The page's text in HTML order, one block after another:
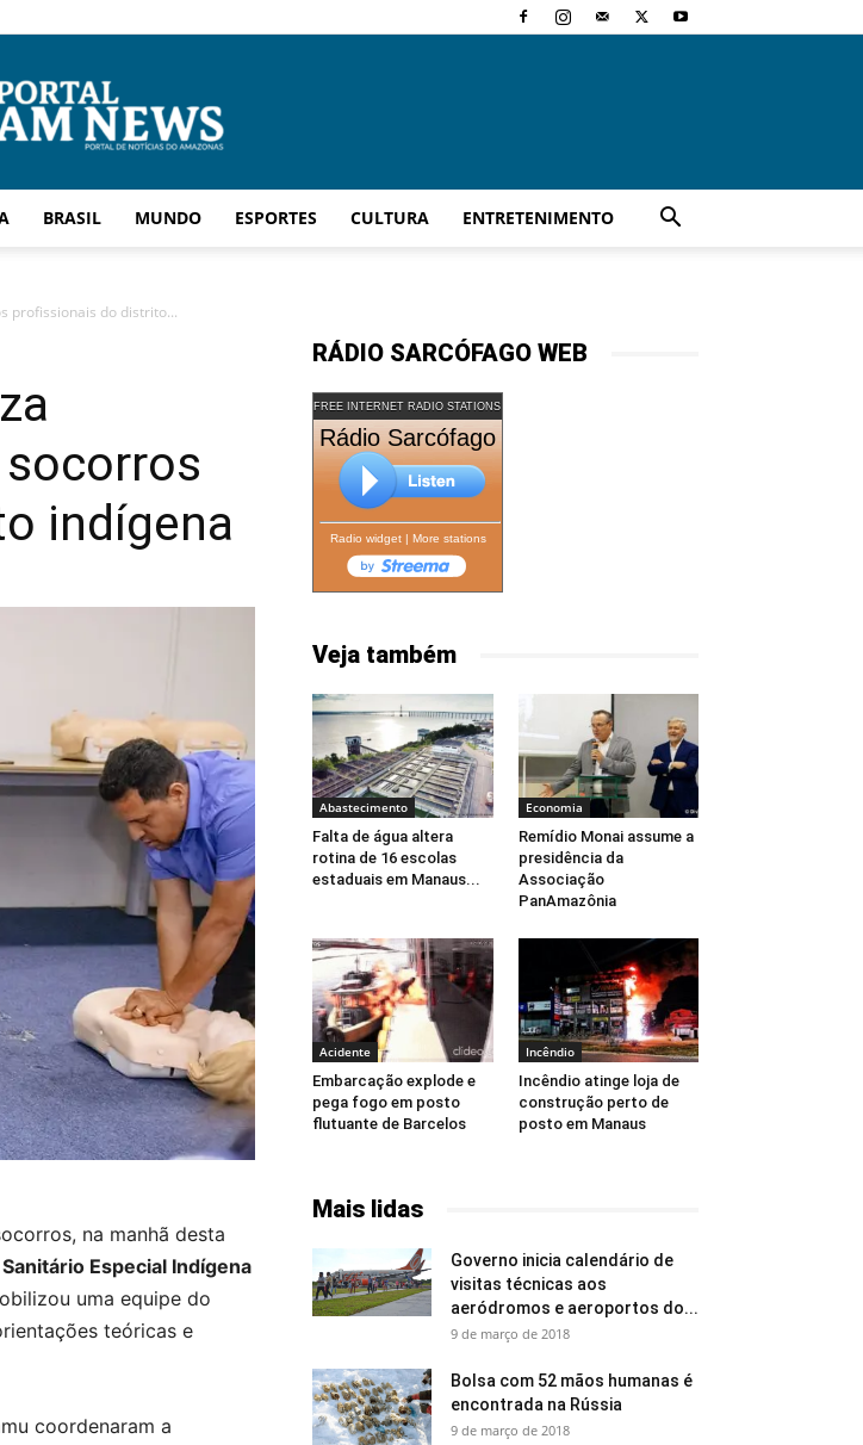
BRASIL MUNDO ESPORTES CULTURA ENTRETENIMENTO
profissionais do distrito...
indígena
na manhã desta
Especial Indígena
uma equipe do
teóricas e
coordenaram a
RÁDIO SARCÓFAGO WEB
FREE INTERNET RADIO STATIONS
Rádio Sarcófago
Radio widget| More stations
Veja também
Abastecimento
Falta de água altera
rotina de 16 escolas
estaduais em Manaus...
Economia
Remídio Monai assume a
presidência da
Associação
PanAmazônia
Acidente
Embarcação explode e
pega fogo em posto
flutuante de Barcelos
Incêndio
Incêndio atinge loja de
construção perto de
posto em Manaus
Mais lidas
Governo inicia calendário de
visitas técnicas aos
aeródromos e aeroportos do...
9 de março de 2018
Bolsa com 52 mãos humanas é
encontrada na Rússia
9 de março de 2018